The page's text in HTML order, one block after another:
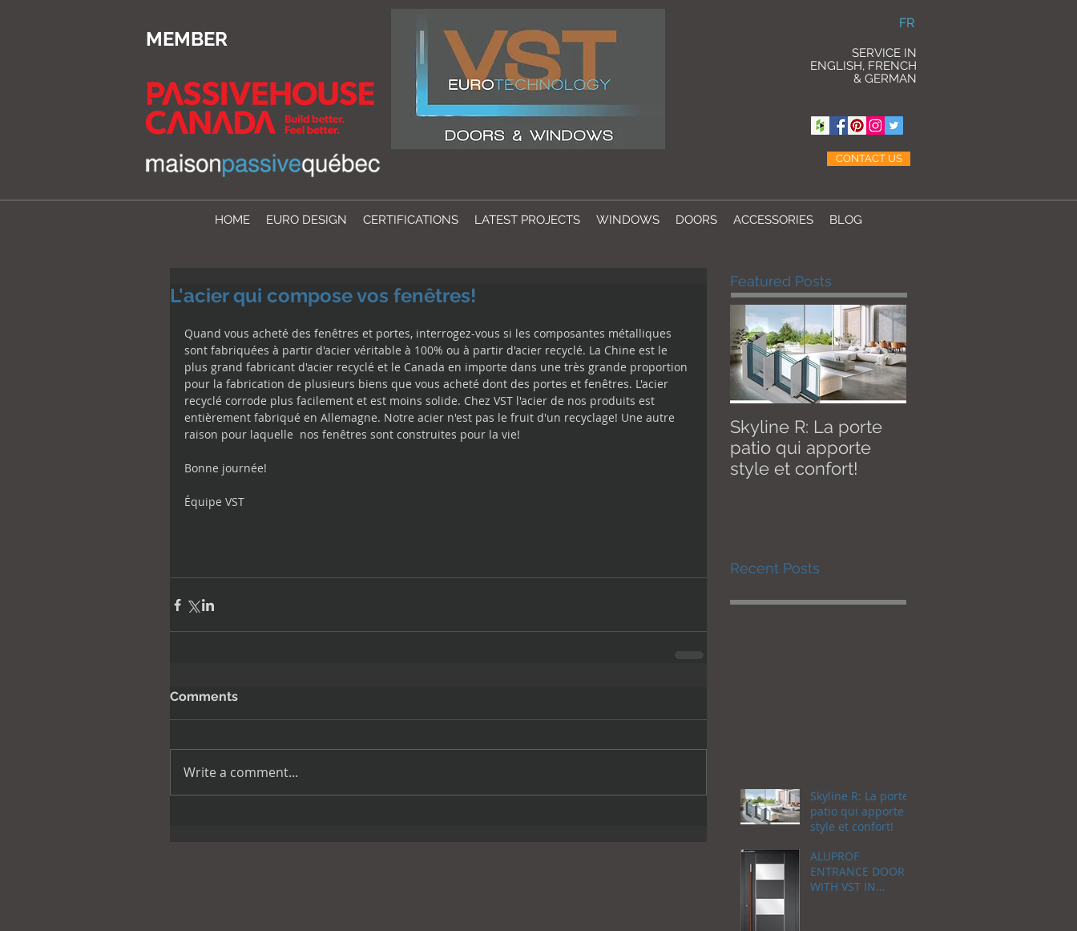
MEMBER
FR
SERVICE IN
ENGLISH, FRENCH
& GERMAN
CONTACT US
HOME EURO DESIGN CERTIFICATIONS LATEST PROJECTS WINDOWS DOORS ACCESSORIES BLOG
L'acier qui compose vos fenêtres!
Quand vous acheté des fenêtres et portes, interrogez-vous si les composantes métalliques
sont fabriquées à partir d'acier véritable à 100% ou à partir d'acier recyclé. La Chine est le
plus grand fabricant d'acier recyclé et le Canada en importe dans une très grande proportion
pour la fabrication de plusieurs biens que vous acheté dont des portes et fenêtres. L'acier
recyclé corrode plus facilement et est moins solide. Chez VST l'acier de nos produits est
entièrement fabriqué en Allemagne. Notre acier n'est pas le fruit d'un recyclage! Une autre
raison pour laquelle  nos fenêtres sont construites pour la vie!
Bonne journée!
Équipe VST
Comments
Write a comment...
Featured Posts
Skyline R: La porte
patio qui apporte
style et confort!
Recent Posts
Skyline R: La porte
patio qui apporte
style et confort!
ALUPROF
ENTRANCE DOOR
WITH VST IN